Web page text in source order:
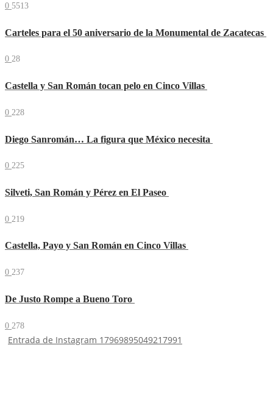
0 5513
Carteles para el 50 aniversario de la Monumental de Zacatecas
0 28
Castella y San Román tocan pelo en Cinco Villas
0 228
Diego Sanromán… La figura que México necesita
0 225
Silveti, San Román y Pérez en El Paseo
0 219
Castella, Payo y San Román en Cinco Villas
0 237
De Justo Rompe a Bueno Toro
0 278
Entrada de Instagram 17969895049217991